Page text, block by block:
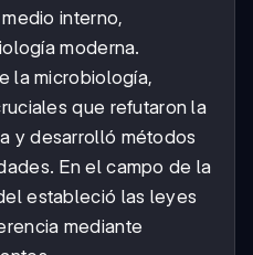
interno,
moderna.
la microbiología,
que refutaron la
y desarrolló métodos
En el campo de la
estableció las leyes
mediante